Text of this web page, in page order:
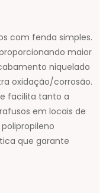
com fenda simples.
maior
niquelado
oxidação/corrosão.
facilita tanto a
em locais de
que garante